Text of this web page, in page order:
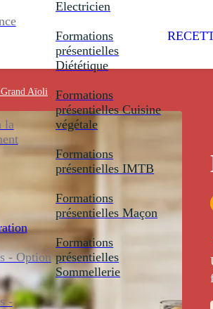
la
- Option
-
Electricien
Formations
présentielles
Diététique
Formations
présentielles Cuisine
végétale
Formations
présentielles IMTB
Formations
présentielles Maçon
Formations
présentielles
Sommellerie
Aïoli